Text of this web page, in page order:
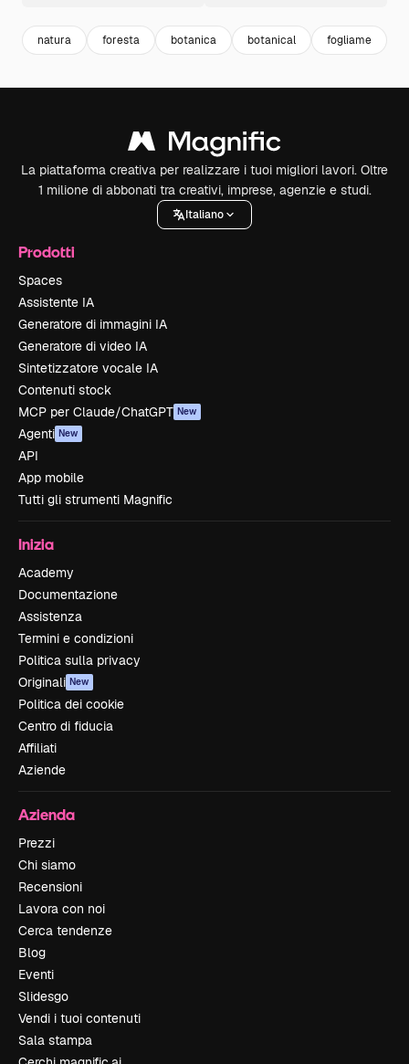
natura foresta botanica botanical fogliame
La piattaforma creativa per realizzare i tuoi migliori lavori. Oltre
1 milione di abbonati tra creativi, imprese, agenzie e studi.
Italiano
Prodotti
Spaces
Assistente IA
Generatore di immagini IA
Generatore di video IA
Sintetizzatore vocale IA
Contenuti stock
MCP per Claude/ChatGPT New
Agenti New
API
App mobile
Tutti gli strumenti Magnific
Inizia
Academy
Documentazione
Assistenza
Termini e condizioni
Politica sulla privacy
Originali New
Politica dei cookie
Centro di fiducia
Affiliati
Aziende
Azienda
Prezzi
Chi siamo
Recensioni
Lavora con noi
Cerca tendenze
Blog
Eventi
Slidesgo
Vendi i tuoi contenuti
Sala stampa